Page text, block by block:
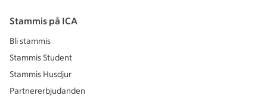
Stammis på ICA
Bli stammis
Stammis Student
Stammis Husdjur
Partnererbjudanden